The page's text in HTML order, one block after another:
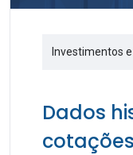
Investimentos
Dados